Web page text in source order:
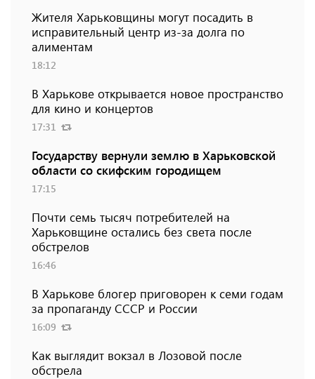
Жителя Харьковщины могут посадить в
исправительный центр из-за долга по
алиментам
18:12
В Харькове открывается новое пространство
для кино и концертов
17:31
Государству вернули землю в Харьковской
области со скифским городищем
17:15
Почти семь тысяч потребителей на
Харьковщине остались без света после
обстрелов
16:46
В Харькове блогер приговорен к семи годам
за пропаганду СССР и России
16:09
Как выглядит вокзал в Лозовой после
обстрела